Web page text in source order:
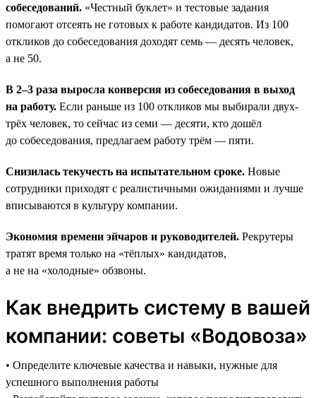
собеседований. «Честный буклет» и тестовые задания
помогают отсеять не готовых к работе кандидатов. Из 100
откликов до собеседования доходят семь — десять человек,
а не 50.
В 2–3 раза выросла конверсия из собеседования в выход
на работу. Если раньше из 100 откликов мы выбирали двух-
трёх человек, то сейчас из семи — десяти, кто дошёл
до собеседования, предлагаем работу трём — пяти.
Снизилась текучесть на испытательном сроке. Новые
сотрудники приходят с реалистичными ожиданиями и лучше
вписываются в культуру компании.
Экономия времени эйчаров и руководителей. Рекрутеры
тратят время только на «тёплых» кандидатов,
а не на «холодные» обзвоны.
Как внедрить систему в вашей
компании: советы «Водовоза»
• Определите ключевые качества и навыки, нужные для
успешного выполнения работы